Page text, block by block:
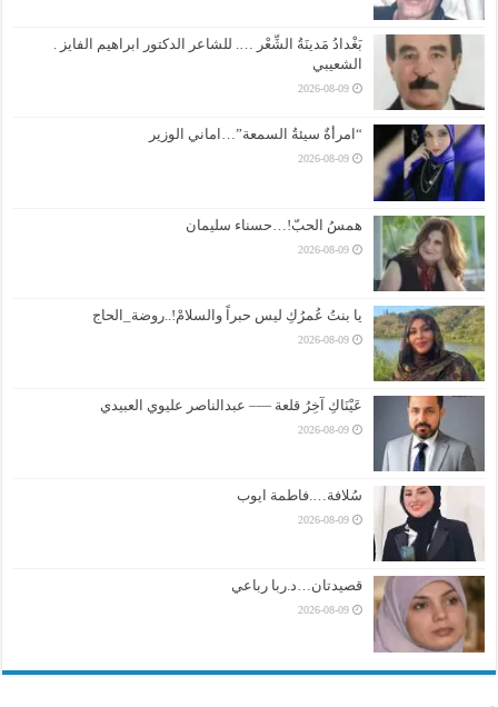
بَغْدادُ مَدينَةُ الشِّعْر …. للشاعر الدكتور ابراهيم الفايز .
الشعيبي
2026-08-09
“امرأةٌ سيئةُ السمعة”…اماني الوزير
2026-08-09
همسُ الحبّ!…حسناء سليمان
2026-08-09
يا بنتُ عُمرُكِ ليس حبراً والسلامْ!..روضة_الحاج
2026-08-09
عَيْنَاكِ آخِرُ قلعة —– عبدالناصر عليوي العبيدي
2026-08-09
سُلافة….فاطمة ايوب
2026-08-09
قصيدتان…د.ربا رباعي
2026-08-09